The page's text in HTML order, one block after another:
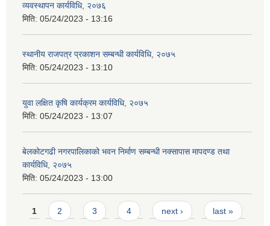
व्यवस्थापन कार्यविधि, २०७६
मिति: 05/24/2023 - 13:16
स्थानीय राजपत्र प्रकाशन सम्बन्धी कार्यविधि, २०७५
मिति: 05/24/2023 - 13:10
युवा लक्षित कृषि कार्यक्रम कार्यविधि, २०७५
मिति: 05/24/2023 - 13:07
बेलकोटगढी नगरपालिकाको भवन निर्माण सम्बन्धी नक्सापास मापदण्ड तथा
कार्यविधि, २०७५
मिति: 05/24/2023 - 13:00
Pages
1 2 3 4 next › last »